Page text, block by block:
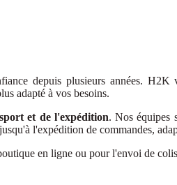
depuis plusieurs années. H2K
adapté à vos besoins.
et de l'expédition. Nos équipes
l'expédition de commandes,
en ligne ou pour l'envoi de